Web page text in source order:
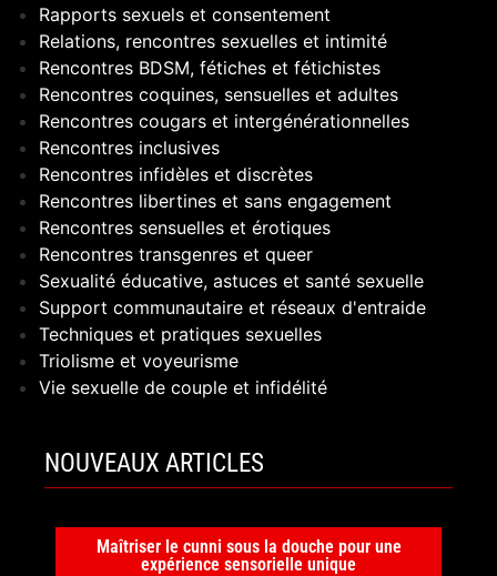
Rapports sexuels et consentement
Relations, rencontres sexuelles et intimité
Rencontres BDSM, fétiches et fétichistes
Rencontres coquines, sensuelles et adultes
Rencontres cougars et intergénérationnelles
Rencontres inclusives
Rencontres infidèles et discrètes
Rencontres libertines et sans engagement
Rencontres sensuelles et érotiques
Rencontres transgenres et queer
Sexualité éducative, astuces et santé sexuelle
Support communautaire et réseaux d'entraide
Techniques et pratiques sexuelles
Triolisme et voyeurisme
Vie sexuelle de couple et infidélité
NOUVEAUX ARTICLES
Maîtriser le cunni sous la douche pour une
expérience sensorielle unique